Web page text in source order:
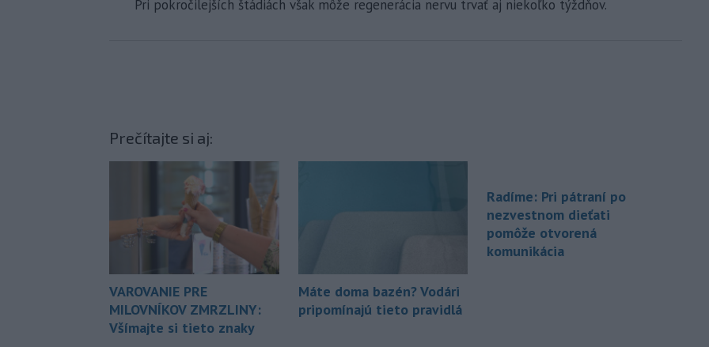
Pri pokročilejších štádiách však môže regenerácia nervu trvať aj niekoľko týždňov.
Prečítajte si aj:
VAROVANIE PRE
MILOVNÍKOV ZMRZLINY:
Všímajte si tieto znaky
Máte doma bazén? Vodári
pripomínajú tieto pravidlá
Radíme: Pri pátraní po
nezvestnom dieťati
pomôže otvorená
komunikácia